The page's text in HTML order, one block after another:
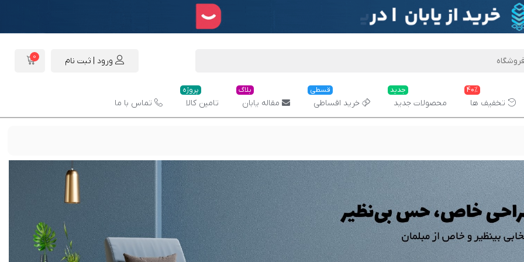
ورود | ثبت نام 0
تخفیف ها
40%
محصولات جدید
جدید
خرید اقساطی
قسطی
مقاله یابان
بلاگ
تامین کالا
پروژه
تماس با ما